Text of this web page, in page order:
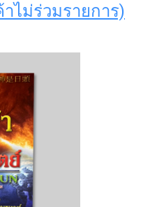
ไม่ร่วมรายการ)